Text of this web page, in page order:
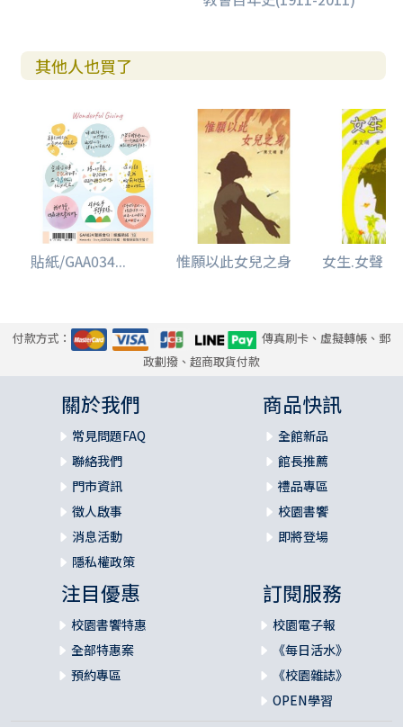
其他人也買了
貼紙/GAA034... 惟願以此女兒之身 女生.女聲
付款方式：
傳真刷卡、虛擬轉帳、郵
政劃撥、超商取貨付款
關於我們
常見問題FAQ
聯絡我們
門市資訊
徵人啟事
消息活動
隱私權政策
商品快訊
全館新品
館長推薦
禮品專區
校園書饗
即將登場
注目優惠
校園書饗特惠
全部特惠案
預約專區
訂閱服務
校園電子報
《每日活水》
《校園雜誌》
OPEN學習